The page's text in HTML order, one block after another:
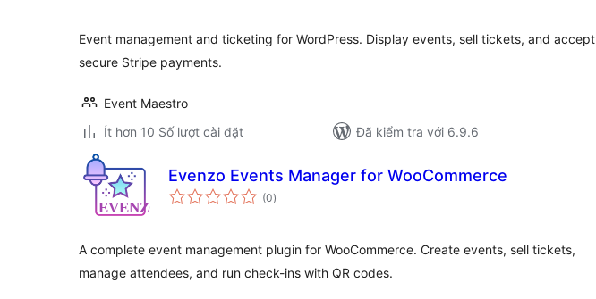
Event management and ticketing for WordPress. Display events, sell tickets, and accept
secure Stripe payments.
Event Maestro
Ít hơn 10 Số lượt cài đặt
Đã kiểm tra với 6.9.6
Evenzo Events Manager for WooCommerce
(0tổng
đánh
)
A complete event management plugin for WooCommerce. Create events, sell tickets,
manage attendees, and run check-ins with QR codes.